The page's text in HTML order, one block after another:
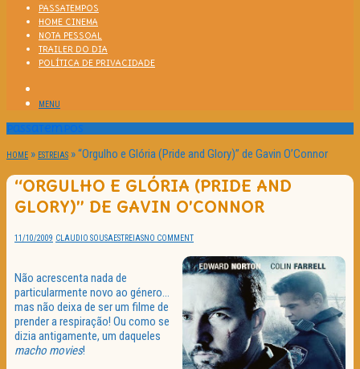
PASSATEMPOS
HOME CINEMA
NOTA PESSOAL
TRAILER DO DIA
POLÍTICA DE PRIVACIDADE
MENU
Passatempos
HOME » ESTREIAS »“Orgulho e Glória (Pride and Glory)” de Gavin O’Connor
“ORGULHO E GLÓRIA (PRIDE AND
GLORY)” DE GAVIN O’CONNOR
11/10/2009 CLAUDIO SOUSAESTREIASNO COMMENT
Não acrescenta nada de
particularmente novo ao género…
mas não deixa de ser um filme de
prender a respiração! Ou como se
dizia antigamente, um daqueles
macho movies!